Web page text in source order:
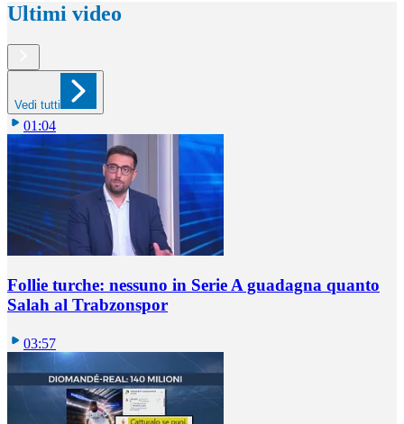
Ultimi video
Vedi tutti
01:04
Follie turche: nessuno in Serie A guadagna quanto
Salah al Trabzonspor
03:57